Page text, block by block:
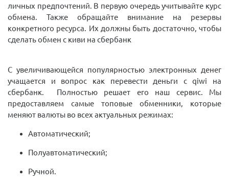
личных предпочтений. В первую очередь учитывайте курс
обмена. Также обращайте внимание на резервы
конкретного ресурса. Их должны быть достаточно, чтобы
сделать обмен с киви на сбербанк
С увеличивающейся популярностью электронных денег
учащается и вопрос как перевести деньги с qiwi на
сбербанк. Полностью решает его наш сервис. Мы
предоставляем самые топовые обменники, которые
меняют валюты во всех актуальных режимах:
Автоматический;
Полуавтоматический;
Ручной.